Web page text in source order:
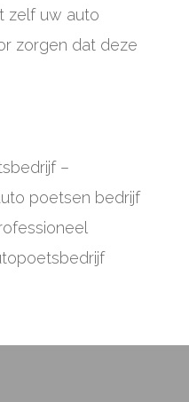
zelf uw auto
zorgen dat deze
–
poetsen bedrijf